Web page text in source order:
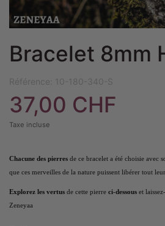
Bracelet 8mm
Référence: 10-180-340-S
37,00 CHF
Taxe incluse
Chacune des pierres de ce bracelet a été choisie avec
que ces merveilles de la nature puissent libérer tout
Explorez les vertus de cette pierre ci-dessous et
Zeneyaa